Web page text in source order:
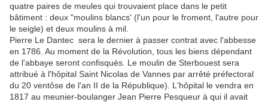
quatre paires de meules qui trouvaient place dans le petit
bâtiment : deux "moulins blancs' (l'un pour le froment, l'autre pour
le seigle) et deux moulins à mil.
Pierre Le Dantec sera le dernier à passer contrat avec l'abbesse
en 1786. Au moment de la Révolution, tous les biens dépendant
de l'abbaye seront confisqués. Le moulin de Sterbouest sera
attribué à l'hôpital Saint Nicolas de Vannes par arrêté préfectoral
du 20 ventôse de l'an II de la République). L'hôpital le vendra en
1817 au meunier-boulanger Jean Pierre Pesqueur à qui il avait